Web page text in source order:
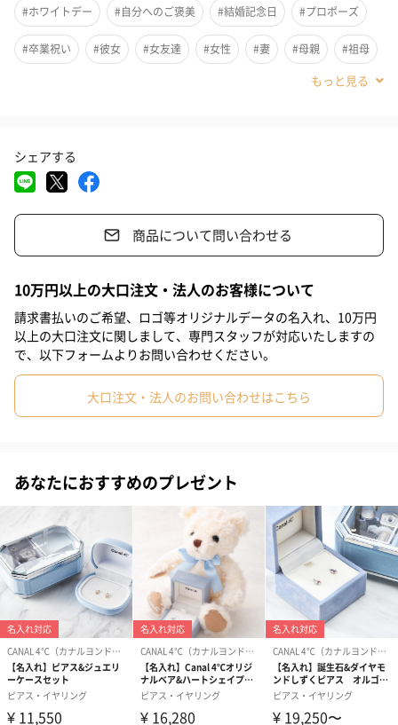
キラリと輝く星のモチーフがポイントのピアス。願いを叶える力
のある星を、お守り代わりに。
【店舗問い合わせ品番:150946553210】
想いをつなぐジュエリーを届けたい。そんな願いから誕生した
「CANAL 4℃」。
流れる運河（カナル）を巡るように、楽しくきらめくジュエリー
が、想いをつなぎます。毎日にそっと寄りそい、笑顔や勇気をく
れる、心を満たすジュエリーをお届けします。
CANAL 4℃ブランドオリジナルショッパー付き
※ジュエリーケースのデザインが変更になっている場合がござい
ます。
#ホワイトデー #自分へのご褒美 #結婚記念日 #プロポーズ
#卒業祝い #彼女 #女友達 #女性 #妻 #母親 #祖母
#娘
#60代 #70代
シェアする
商品について問い合わせる
10万円以上の大口注文・法人のお客様について
請求書払いのご希望、ロゴ等オリジナルデータの名入れ、10万円
以上の大口注文に関しまして、専門スタッフが対応いたしますの
で、以下フォームよりお問い合わせください。
大口注文・法人のお問い合わせはこちら
あなたにおすすめのプレゼント